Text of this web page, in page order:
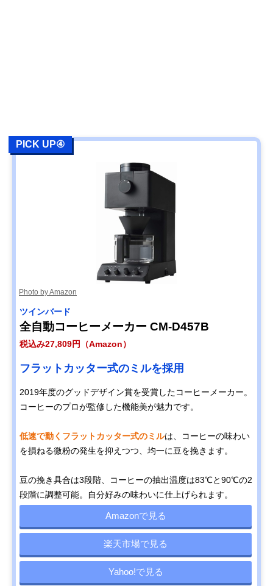
PICK UP④
Photo by Amazon
ツインバード
全自動コーヒーメーカー CM-D457B
税込み27,809円（Amazon）
フラットカッター式のミルを採用
2019年度のグッドデザイン賞を受賞したコーヒーメーカー。
コーヒーのプロが監修した機能美が魅力です。
低速で動くフラットカッター式のミルは、コーヒーの味わい
を損ねる微粉の発生を抑えつつ、均一に豆を挽きます。
豆の挽き具合は3段階、コーヒーの抽出温度は83℃と90℃の2
段階に調整可能。自分好みの味わいに仕上げられます。
Amazonで見る
楽天市場で見る
Yahoo!で見る